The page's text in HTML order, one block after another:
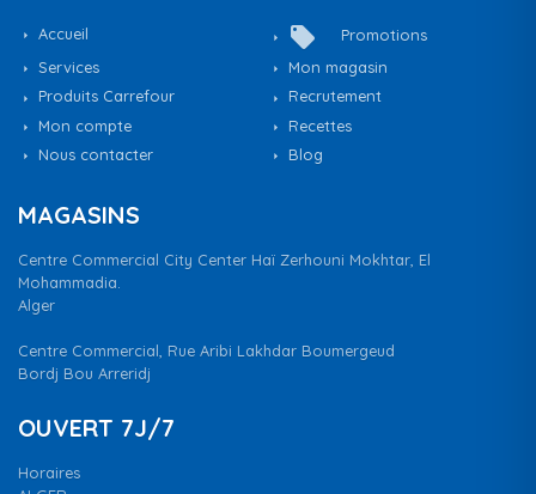
Accueil local_offer
Promotions
Services
Mon magasin
Produits Carrefour
Recrutement
Mon compte
Recettes
Nous contacter
Blog
MAGASINS
Centre Commercial City Center Haï Zerhouni Mokhtar, El
Mohammadia.
Alger
Centre Commercial, Rue Aribi Lakhdar Boumergeud
Bordj Bou Arreridj
OUVERT 7J/7
Horaires